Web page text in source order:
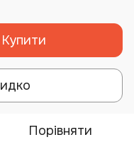
Купити
Порівняти